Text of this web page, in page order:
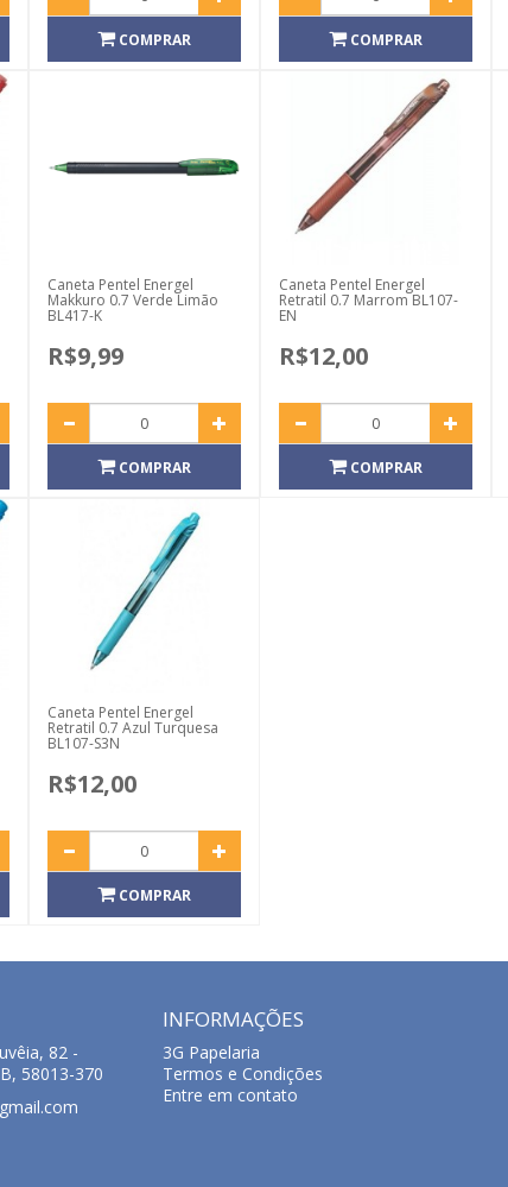
COMPRAR COMPRAR
Caneta Pentel Energel
Makkuro 0.7 Verde Limão
BL417-K
R$9,99
COMPRAR
Caneta Pentel Energel
Retratil 0.7 Marrom BL107-
EN
R$12,00
COMPRAR
Caneta Pentel Energel
Retratil 0.7 Azul Turquesa
BL107-S3N
R$12,00
COMPRAR
82 -
58013-370
INFORMAÇÕES
3G Papelaria
Termos e Condições
Entre em contato